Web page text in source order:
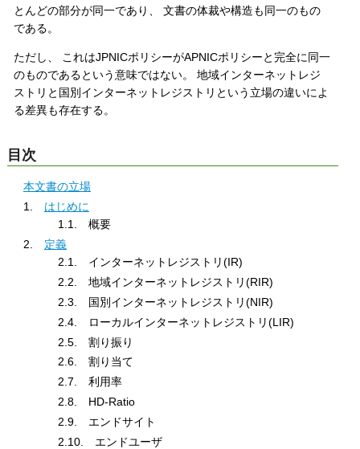
とんどの部分が同一であり、 文書の体裁や構造も同一のもの
である。
ただし、 これはJPNICポリシーがAPNICポリシーと完全に同一
のものであるという意味ではない。 地域インターネットレジ
ストリと国別インターネットレジストリという立場の違いによ
る差異も存在する。
目次
本文書の立場
1. はじめに
1.1. 概要
2. 定義
2.1. インターネットレジストリ(IR)
2.2. 地域インターネットレジストリ(RIR)
2.3. 国別インターネットレジストリ(NIR)
2.4. ローカルインターネットレジストリ(LIR)
2.5. 割り振り
2.6. 割り当て
2.7. 利用率
2.8. HD-Ratio
2.9. エンドサイト
2.10. エンドユーザ